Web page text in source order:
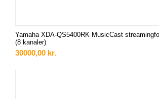
Yamaha XDA-QS5400RK MusicCast
(8 kanaler)
30000,00 kr.